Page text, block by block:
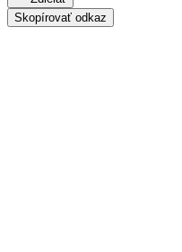
Skopírovať odkaz